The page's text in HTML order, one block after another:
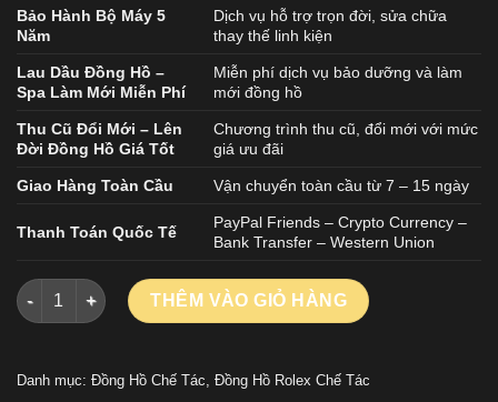
Bảo Hành Bộ Máy 5
Năm
Dịch vụ hỗ trợ trọn đời, sửa chữa
thay thế linh kiện
Lau Dầu Đồng Hồ –
Spa Làm Mới Miễn Phí
Miễn phí dịch vụ bảo dưỡng và làm
mới đồng hồ
Thu Cũ Đổi Mới – Lên
Đời Đồng Hồ Giá Tốt
Chương trình thu cũ, đổi mới với mức
giá ưu đãi
Giao Hàng Toàn Cầu Vận chuyển toàn cầu từ 7 – 15 ngày
Thanh Toán Quốc Tế
PayPal Friends – Crypto Currency –
Bank Transfer – Western Union
Đồng Hồ Rolex DateJust Nữ Mặt Xà Cừ Trắng Dây Jubilee Nhà
THÊM VÀO GIỎ HÀNG
Danh mục: Đồng Hồ Chế Tác Đồng Hồ Rolex Chế Tác